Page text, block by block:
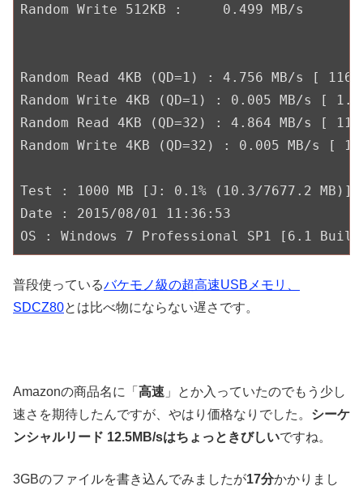
Random Write 512KB : 0.499 MB/s
Random Read 4KB (QD=1 ) : 4.756 MB/s [
Random Write 4KB (QD=1 ) : 0.005 MB/s [ 1.1
Random Read 4KB (QD=32 ) : 4.864 MB/s [
Random Write 4KB (QD=32 ) : 0.005 MB/s [
Test : 1000 MB [J: 0.1% ( 10.3/7677.2 MB)]
Date : 2015/08/01 11 : 36 : 53
OS : Windows 7 Professional SP1 [ 6.1
普段使っているバケモノ級の超高速USBメモリ、
SDCZ80とは比べ物にならない遅さです。
Amazonの商品名に「 高速 」とか入っていたのでもう少し
速さを期待したんですが、やはり価格なりでした。 シーケ
ンシャルリード 12.5MB/sはちょっときびしいですね。
3GBのファイルを書き込んでみましたが17分かかりまし